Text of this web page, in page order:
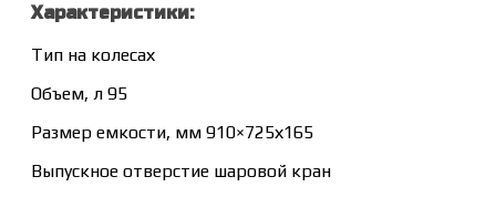
Характеристики:
Тип на колесах
Объем, л 95
Размер емкости, мм 910×725х165
Выпускное отверстие шаровой кран